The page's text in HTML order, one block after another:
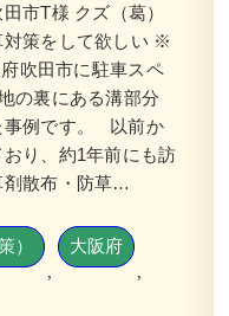
市T様 クズ（葛）
対策をして欲しい ※
吹田市に駐車スペ
の裏にある溝部分
事例です。 以前か
り、約1年前にも訪
剤散布・防草…
）
,
大阪府
,